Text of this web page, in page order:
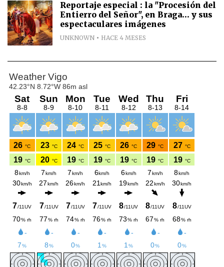
Reportaje especial : la "Procesión del
Entierro del Señor", en Braga... y sus
espectaculares imágenes
UNKNOWN HACE 4 MESES